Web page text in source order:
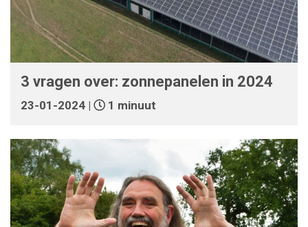
3 vragen over: zonnepanelen in 2024
23-01-2024 | 1 minuut